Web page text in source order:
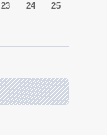
23 24
25